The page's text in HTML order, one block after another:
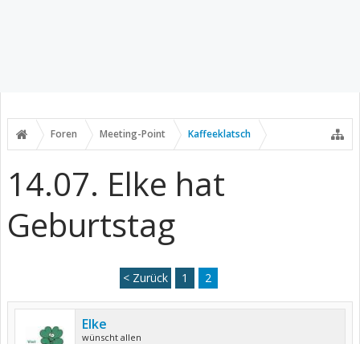
Foren Meeting-Point Kaffeeklatsch
14.07. Elke hat
Geburtstag
< Zurück 1 2
Elke
wünscht allen